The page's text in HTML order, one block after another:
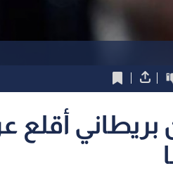
بريطاني أقلع